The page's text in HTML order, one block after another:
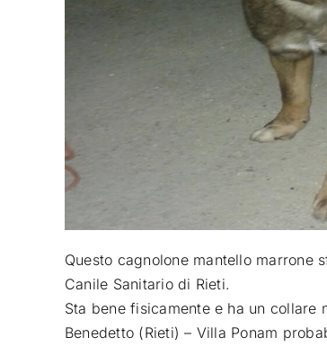
Questo cagnolone mantello
Canile Sanitario di Rieti.
Sta bene fisicamente e ha un collare
Benedetto (Rieti) – Villa Ponam